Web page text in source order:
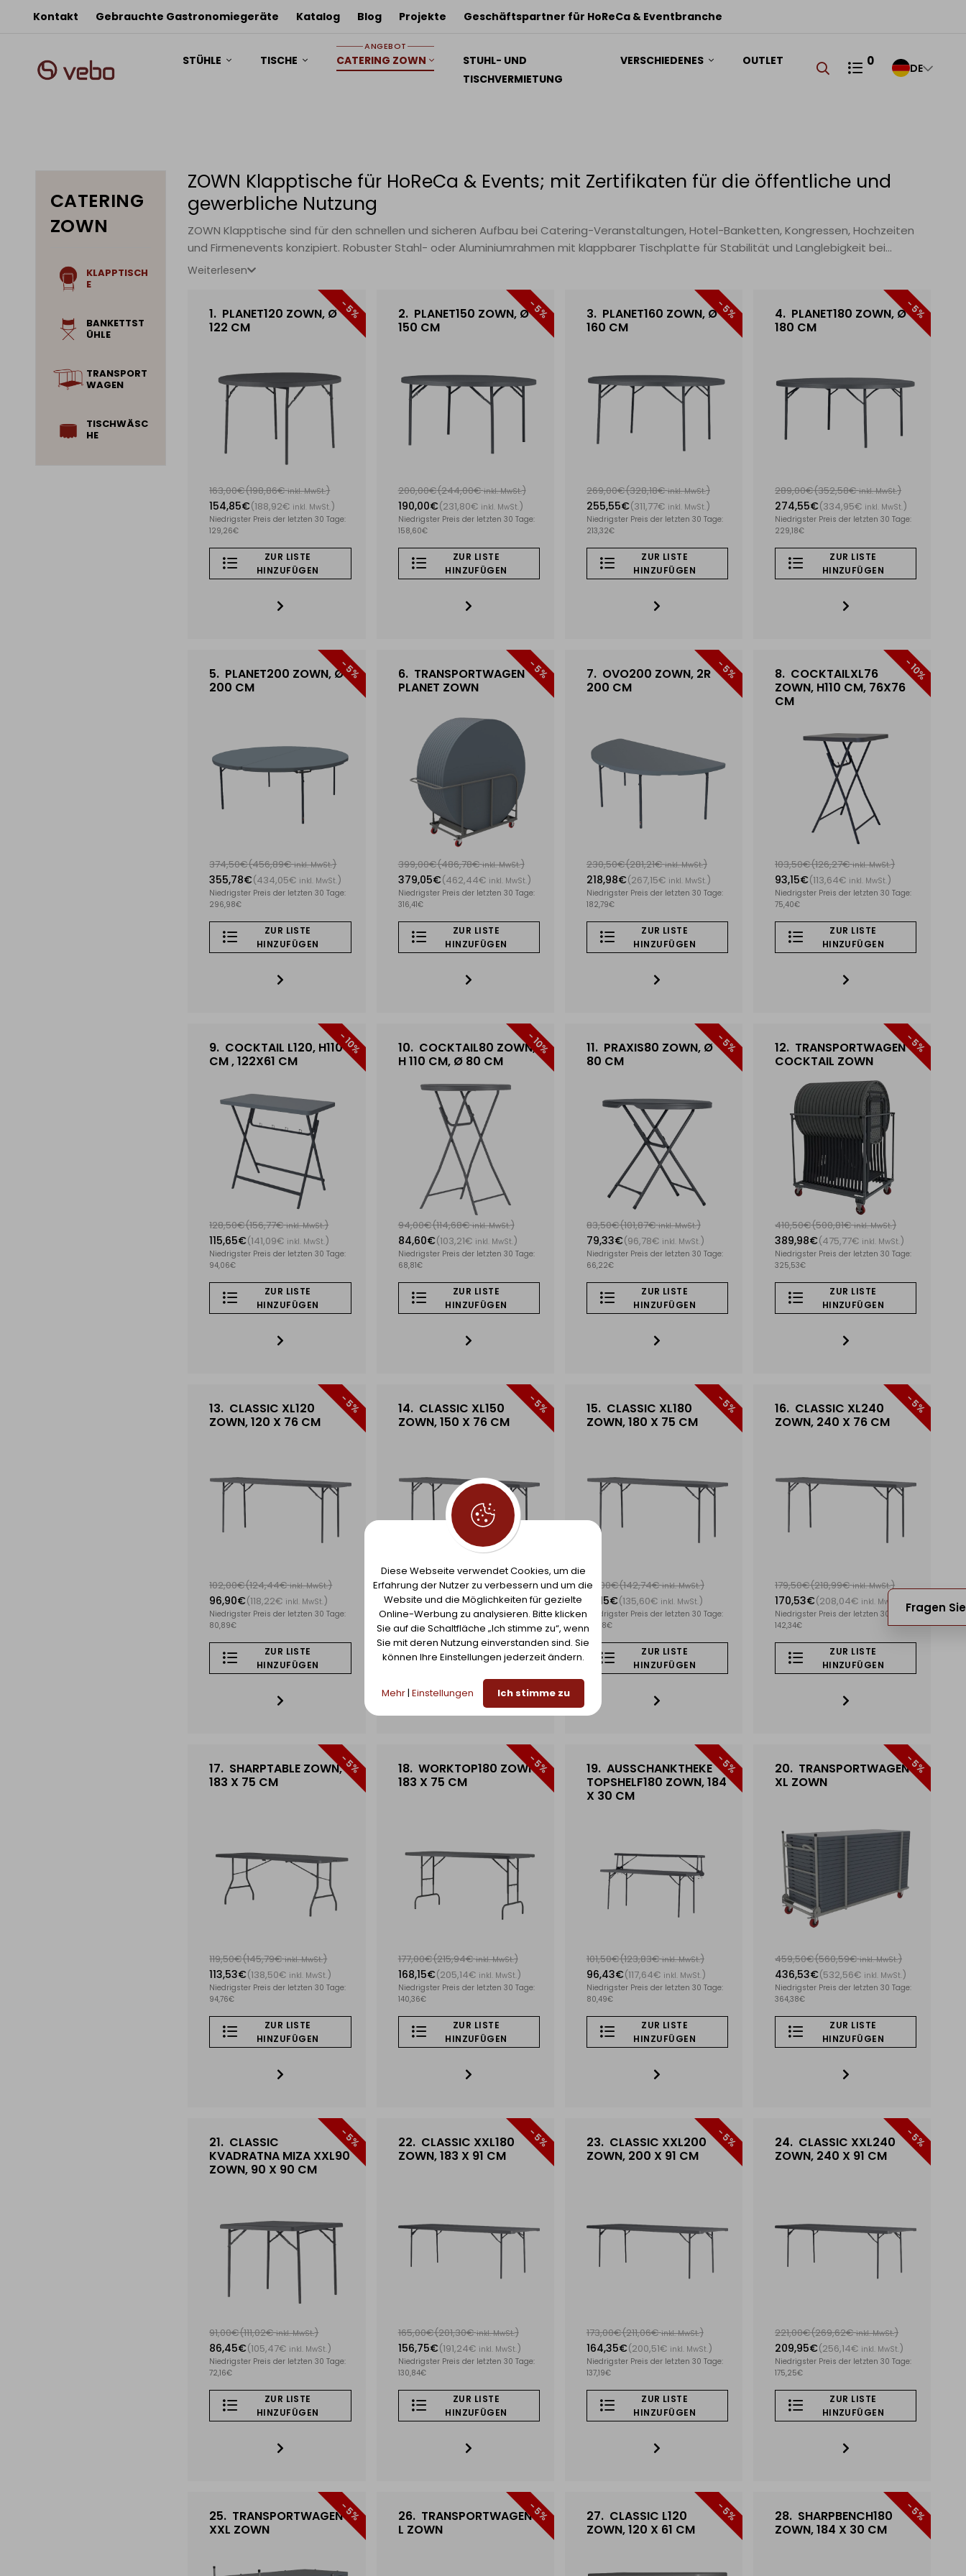
Kontakt Gebrauchte Gastronomiegeräte Katalog Blog Projekte Geschäftspartner für HoReCa & Eventbranche
STÜHLE TISCHE
ANGEBOT
CATERING ZOWN
STUHL- UND
TISCHVERMIETUNG
VERSCHIEDENES OUTLET 0 DE
CATERING
ZOWN
KLAPPTISCH
E
BANKETTST
ÜHLE
TRANSPORT
WAGEN
TISCHWÄSC
HE
ZOWN Klapptische für HoReCa & Events; mit Zertifikaten für die öffentliche und
gewerbliche Nutzung
ZOWN Klapptische sind für den schnellen und sicheren Aufbau bei Catering-Veranstaltungen, Hotel-Banketten, Kongressen, Hochzeiten
und Firmenevents konzipiert. Robuster Stahl- oder Aluminiumrahmen mit klappbarer Tischplatte für Stabilität und Langlebigkeit bei
intensivem Einsatz. Klapptische in verschiedenen Abmessungen: rund, rechteckig und quadratisch — geeignet für formelle und
auf ZOWN-Transportwagen effizient lagern. Kontaktieren Sie uns für Maße, Stapelkapazität und Großbestellungsangebote.
Weiterlesen
- 5%
1. PLANET120 ZOWN, Ø
122 CM
163,00€(198,86€inkl. MwSt.)
154,85€(188,92€ inkl. MwSt.)
Niedrigster Preis der letzten 30 Tage:
129,26€
ZUR LISTE
HINZUFÜGEN
- 5%
2. PLANET150 ZOWN, Ø
150 CM
200,00€(244,00€inkl. MwSt.)
190,00€(231,80€ inkl. MwSt.)
Niedrigster Preis der letzten 30 Tage:
158,60€
ZUR LISTE
HINZUFÜGEN
- 5%
3. PLANET160 ZOWN, Ø
160 CM
269,00€(328,18€inkl. MwSt.)
255,55€(311,77€ inkl. MwSt.)
Niedrigster Preis der letzten 30 Tage:
213,32€
ZUR LISTE
HINZUFÜGEN
- 5%
4. PLANET180 ZOWN, Ø
180 CM
289,00€(352,58€inkl. MwSt.)
274,55€(334,95€ inkl. MwSt.)
Niedrigster Preis der letzten 30 Tage:
229,18€
ZUR LISTE
HINZUFÜGEN
- 5%
5. PLANET200 ZOWN, Ø
200 CM
374,50€(456,89€inkl. MwSt.)
355,78€(434,05€ inkl. MwSt.)
Niedrigster Preis der letzten 30 Tage:
296,98€
ZUR LISTE
HINZUFÜGEN
- 5%
6. TRANSPORTWAGEN
PLANET ZOWN
399,00€(486,78€inkl. MwSt.)
379,05€(462,44€ inkl. MwSt.)
Niedrigster Preis der letzten 30 Tage:
316,41€
ZUR LISTE
HINZUFÜGEN
- 5%
7. OVO200 ZOWN, 2R
200 CM
230,50€(281,21€inkl. MwSt.)
218,98€(267,15€ inkl. MwSt.)
Niedrigster Preis der letzten 30 Tage:
182,79€
ZUR LISTE
HINZUFÜGEN
- 10%
8. COCKTAILXL76
ZOWN, H110 CM, 76X76
CM
103,50€(126,27€inkl. MwSt.)
93,15€(113,64€ inkl. MwSt.)
Niedrigster Preis der letzten 30 Tage:
75,40€
ZUR LISTE
HINZUFÜGEN
- 10%
9. COCKTAIL L120, H110
CM , 122X61 CM
128,50€(156,77€inkl. MwSt.)
115,65€(141,09€ inkl. MwSt.)
Niedrigster Preis der letzten 30 Tage:
94,06€
ZUR LISTE
HINZUFÜGEN
- 10%
10. COCKTAIL80 ZOWN,
H 110 CM, Ø 80 CM
94,00€(114,68€inkl. MwSt.)
84,60€(103,21€ inkl. MwSt.)
Niedrigster Preis der letzten 30 Tage:
68,81€
ZUR LISTE
HINZUFÜGEN
- 5%
11. PRAXIS80 ZOWN, Ø
80 CM
83,50€(101,87€inkl. MwSt.)
79,33€(96,78€ inkl. MwSt.)
Niedrigster Preis der letzten 30 Tage:
66,22€
ZUR LISTE
HINZUFÜGEN
- 5%
12. TRANSPORTWAGEN
COCKTAIL ZOWN
410,50€(500,81€inkl. MwSt.)
389,98€(475,77€ inkl. MwSt.)
Niedrigster Preis der letzten 30 Tage:
325,53€
ZUR LISTE
HINZUFÜGEN
- 5%
13. CLASSIC XL120
ZOWN, 120 X 76 CM
102,00€(124,44€inkl. MwSt.)
96,90€(118,22€ inkl. MwSt.)
Niedrigster Preis der letzten 30 Tage:
80,89€
ZUR LISTE
HINZUFÜGEN
- 5%
14. CLASSIC XL150
ZOWN, 150 X 76 CM
107,50€(131,15€ inkl. MwSt.)
102,13€(124,59€inkl. MwSt.)
Niedrigster Preis der letzten 30 Tage:
85,25€
ZUR LISTE
HINZUFÜGEN
- 5%
15. CLASSIC XL180
ZOWN, 180 X 75 CM
117,00€(142,74€inkl. MwSt.)
111,15€(135,60€ inkl. MwSt.)
Niedrigster Preis der letzten 30 Tage:
92,78€
ZUR LISTE
HINZUFÜGEN
- 5%
16. CLASSIC XL240
ZOWN, 240 X 76 CM
179,50€(218,99€inkl. MwSt.)
170,53€(208,04€ inkl. MwSt.
Niedrigster Preis der letzten 30 Tage:
142,34€
ZUR LISTE
HINZUFÜGEN
- 5%
17. SHARPTABLE ZOWN,
183 X 75 CM
119,50€(145,79€inkl. MwSt.)
113,53€(138,50€ inkl. MwSt.)
Niedrigster Preis der letzten 30 Tage:
94,76€
ZUR LISTE
HINZUFÜGEN
- 5%
18. WORKTOP180 ZOWN,
183 X 75 CM
177,00€(215,94€inkl. MwSt.)
168,15€(205,14€ inkl. MwSt.)
Niedrigster Preis der letzten 30 Tage:
140,36€
ZUR LISTE
HINZUFÜGEN
- 5%
19. AUSSCHANKTHEKE
TOPSHELF180 ZOWN, 184
X 30 CM
101,50€(123,83€inkl. MwSt.)
96,43€(117,64€ inkl. MwSt.)
Niedrigster Preis der letzten 30 Tage:
80,49€
ZUR LISTE
HINZUFÜGEN
- 5%
20. TRANSPORTWAGEN
XL ZOWN
459,50€(560,59€inkl. MwSt.)
436,53€(532,56€ inkl. MwSt.)
Niedrigster Preis der letzten 30 Tage:
364,38€
ZUR LISTE
HINZUFÜGEN
- 5%
21. CLASSIC
KVADRATNA MIZA XXL90
ZOWN, 90 X 90 CM
91,00€(111,02€inkl. MwSt.)
86,45€(105,47€ inkl. MwSt.)
Niedrigster Preis der letzten 30 Tage:
72,16€
ZUR LISTE
HINZUFÜGEN
- 5%
22. CLASSIC XXL180
ZOWN, 183 X 91 CM
165,00€(201,30€inkl. MwSt.)
156,75€(191,24€ inkl. MwSt.)
Niedrigster Preis der letzten 30 Tage:
130,84€
ZUR LISTE
HINZUFÜGEN
- 5%
23. CLASSIC XXL200
ZOWN, 200 X 91 CM
173,00€(211,06€inkl. MwSt.)
164,35€(200,51€ inkl. MwSt.)
Niedrigster Preis der letzten 30 Tage:
137,19€
ZUR LISTE
HINZUFÜGEN
- 5%
24. CLASSIC XXL240
ZOWN, 240 X 91 CM
221,00€(269,62€inkl. MwSt.)
209,95€(256,14€ inkl. MwSt.)
Niedrigster Preis der letzten 30 Tage:
175,25€
ZUR LISTE
HINZUFÜGEN
- 5%
25. TRANSPORTWAGEN
XXL ZOWN
- 5%
26. TRANSPORTWAGEN
L ZOWN
- 5%
27. CLASSIC L120
ZOWN, 120 X 61 CM
- 5%
28. SHARPBENCH180
ZOWN, 184 X 30 CM
Fragen
Diese Webseite verwendet Cookies, um die
Erfahrung der Nutzer zu verbessern und um die
Website und die Möglichkeiten für gezielte
Online-Werbung zu analysieren. Bitte klicken
Sie auf die Schaltfläche „Ich stimme zu“, wenn
Sie mit deren Nutzung einverstanden sind. Sie
können Ihre Einstellungen jederzeit ändern.
Mehr| Einstellungen Ich stimme zu